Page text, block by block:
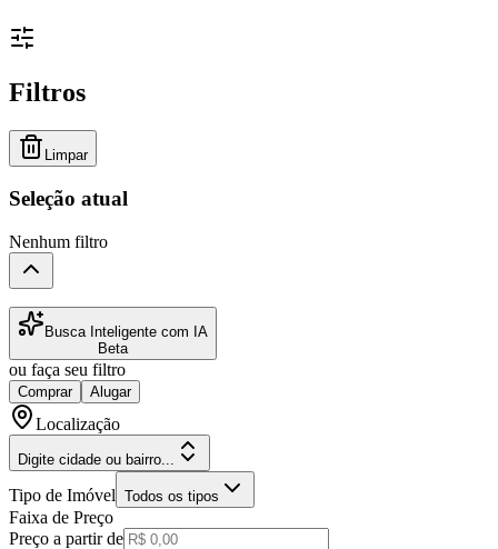
Filtros
Limpar
Seleção atual
Nenhum filtro
Busca Inteligente com IA
Beta
ou faça seu filtro
Comprar Alugar
Localização
Digite cidade ou bairro...
Tipo de Imóvel Todos os tipos
Faixa de Preço
Preço a partir de